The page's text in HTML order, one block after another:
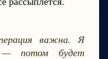
важна. Я
— потом будет